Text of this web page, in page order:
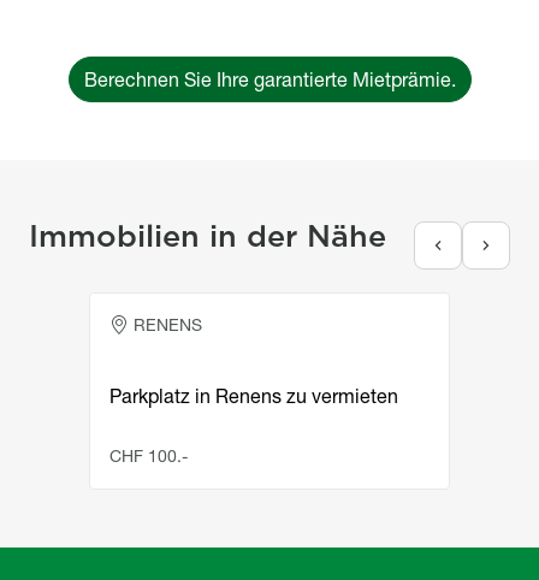
Berechnen Sie Ihre garantierte Mietprämie.
Immobilien in der Nähe
Appartement
RENENS
Parkplatz in Renens zu vermieten
CHF 100.-